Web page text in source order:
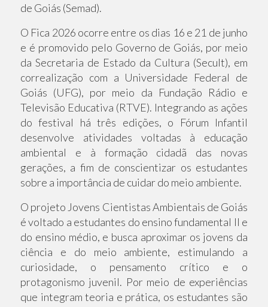
de Goiás (Semad).
O Fica 2026 ocorre entre os dias 16 e 21 de junho
e é promovido pelo Governo de Goiás, por meio
da Secretaria de Estado da Cultura (Secult), em
correalização com a Universidade Federal de
Goiás (UFG), por meio da Fundação Rádio e
Televisão Educativa (RTVE). Integrando as ações
do festival há três edições, o Fórum Infantil
desenvolve atividades voltadas à educação
ambiental e à formação cidadã das novas
gerações, a fim de conscientizar os estudantes
sobre a importância de cuidar do meio ambiente.
O projeto Jovens Cientistas Ambientais de Goiás
é voltado a estudantes do ensino fundamental II e
do ensino médio, e busca aproximar os jovens da
ciência e do meio ambiente, estimulando a
curiosidade, o pensamento crítico e o
protagonismo juvenil. Por meio de experiências
que integram teoria e prática, os estudantes são